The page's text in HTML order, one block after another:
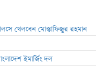
খেলবেন মোস্তাফিজুর রহমান
ইমার্জিং দল